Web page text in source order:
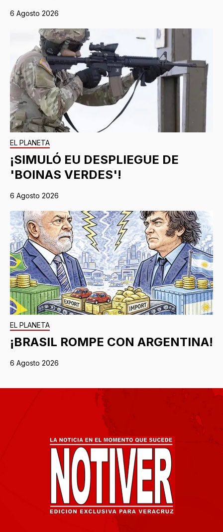
6 Agosto 2026
EL PLANETA
¡SIMULÓ EU DESPLIEGUE DE
'BOINAS VERDES'!
6 Agosto 2026
EL PLANETA
¡BRASIL ROMPE CON ARGENTINA!
6 Agosto 2026